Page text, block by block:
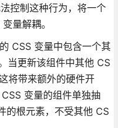
控制这种行为，将一个
量解耦。
CSS 变量中包含一个其
当更新该组件中其他 CS
将带来额外的硬件开
变量的组件单独抽
的根元素，不受其他 CS